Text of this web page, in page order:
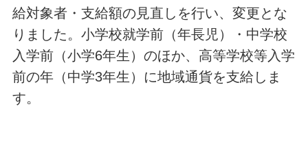
給対象者・支給額の見直しを行い、変更とな
りました。小学校就学前（年長児）・中学校
入学前（小学6年生）のほか、高等学校等入学
前の年（中学3年生）に地域通貨を支給しま
す。